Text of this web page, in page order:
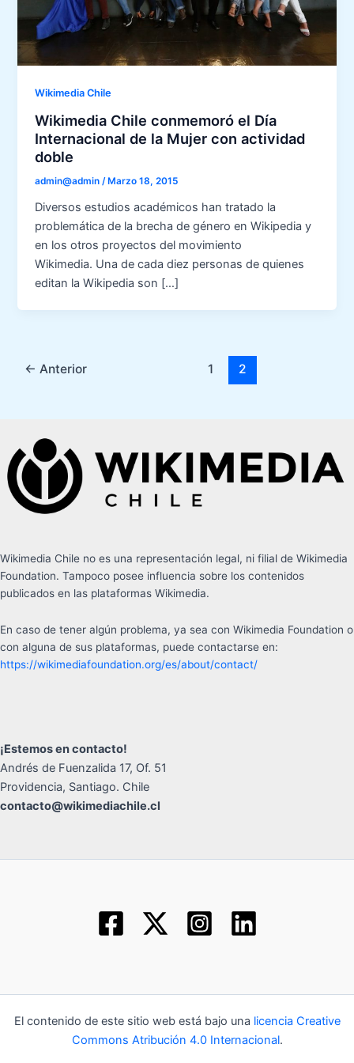
Wikimedia Chile
Wikimedia Chile conmemoró el Día
Internacional de la Mujer con actividad
doble
admin@admin /Marzo 18, 2015
Diversos estudios académicos han tratado la
problemática de la brecha de género en Wikipedia y
en los otros proyectos del movimiento
Wikimedia. Una de cada diez personas de quienes
editan la Wikipedia son […]
← Anterior 1 2
Wikimedia Chile no es una representación legal, ni filial de Wikimedia
Foundation. Tampoco posee influencia sobre los contenidos
publicados en las plataformas Wikimedia.
En caso de tener algún problema, ya sea con Wikimedia Foundation o
con alguna de sus plataformas, puede contactarse en:
https://wikimediafoundation.org/es/about/contact/
¡Estemos en contacto!
Andrés de Fuenzalida 17, Of. 51
Providencia, Santiago. Chile
contacto@wikimediachile.cl
El contenido de este sitio web está bajo una licencia Creative
Commons Atribución 4.0 Internacional.